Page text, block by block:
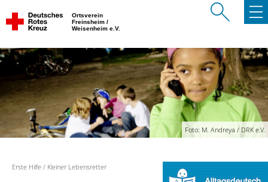
Ortsverein
Freinsheim /
Weisenheim e.V.
Foto: M. Andreya / DRK e.V.
Erste Hilfe Kleiner Lebensretter